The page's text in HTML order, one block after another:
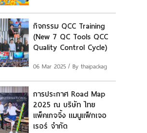
กิจกรรม QCC Training
(New 7 QC Tools QCC
Quality Control Cycle)
06 Mar 2025 / By thaipackag
การประกาศ Road Map
2025 ณ บริษัท ไทย
แพ็คเกจจิ้ง แมนูแฟ็กเจอ
เรอร์ จำกัด